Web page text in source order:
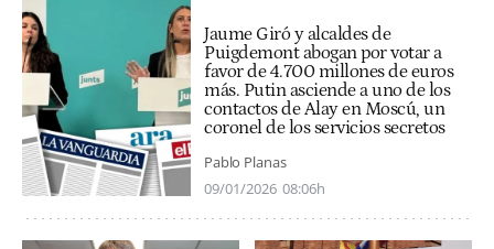
Jaume Giró y alcaldes de
Puigdemont abogan por votar a
favor de 4.700 millones de euros
más. Putin asciende a uno de los
contactos de Alay en Moscú, un
coronel de los servicios secretos
Pablo Planas
09/01/2026 08:06h